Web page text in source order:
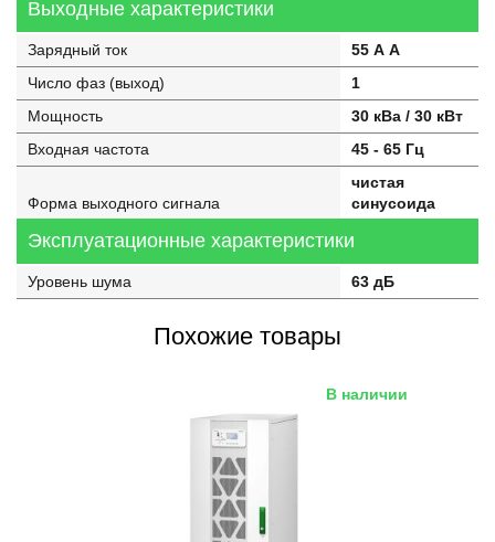
Выходные характеристики
Зарядный ток
55 А А
Число фаз (выход)
1
Мощность
30 кВа / 30 кВт
Входная частота
45 - 65 Гц
Форма выходного сигнала
чистая
синусоида
Эксплуатационные характеристики
Уровень шума 63 дБ
Похожие товары
В наличии